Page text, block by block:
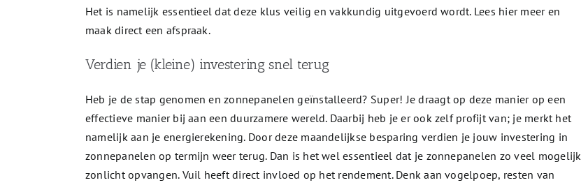
Het is namelijk essentieel dat deze klus veilig en vakkundig uitgevoerd wordt. Lees hier meer en
maak direct een afspraak.
Verdien je (kleine) investering snel terug
Heb je de stap genomen en zonnepanelen geïnstalleerd? Super! Je draagt op deze manier op een
effectieve manier bij aan een duurzamere wereld. Daarbij heb je er ook zelf profijt van; je merkt het
namelijk aan je energierekening. Door deze maandelijkse besparing verdien je jouw investering in
zonnepanelen op termijn weer terug. Dan is het wel essentieel dat je zonnepanelen zo veel mogelijk
zonlicht opvangen. Vuil heeft direct invloed op het rendement. Denk aan vogelpoep, resten van